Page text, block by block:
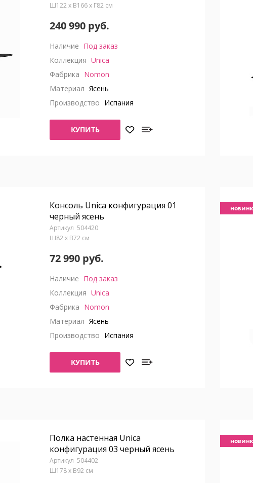
Ш122 x В166 x Г82 см
240 990 руб.
Наличие Под заказ
Коллекция Unica
Фабрика Nomon
Материал Ясень
Производство Испания
КУПИТЬ
Консоль Unica конфигурация 01
черный ясень
504420
Ш82 x В72 см
72 990 руб.
Наличие Под заказ
Коллекция Unica
Фабрика Nomon
Материал Ясень
Производство Испания
КУПИТЬ
Полка настенная Unica
конфигурация 03 черный ясень
504402
Ш178 x В92 см